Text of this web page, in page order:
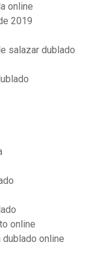
online
2019
salazar dublado
online
online